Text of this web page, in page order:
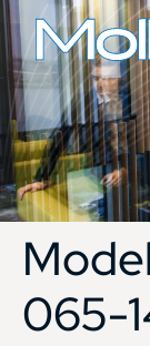
065-